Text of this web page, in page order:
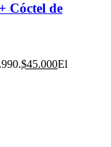
Cóctel de
$45.000El